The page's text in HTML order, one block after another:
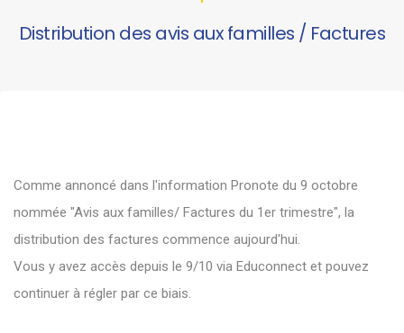
Distribution des avis aux familles / Factures
Comme annoncé dans l'information Pronote du 9 octobre
nommée "Avis aux familles/ Factures du 1er trimestre", la
distribution des factures commence aujourd'hui.
Vous y avez accès depuis le 9/10 via Educonnect et pouvez
continuer à régler par ce biais.